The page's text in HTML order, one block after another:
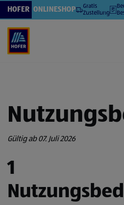
Verwenden Sie die Pfeiltasten nach
HOFER ONLINESHOP
Gratis
Zustellung
Gültig ab 07. Juli 2026
1